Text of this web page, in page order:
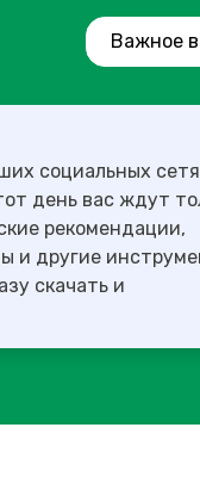
Важное
социальных
рекомендации,
и другие
скачать и